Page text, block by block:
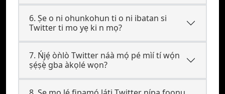
6. Ṣe o ni ohunkohun ti o ni ibatan si
Twitter ti mo yẹ ki n mọ?
7. Ńjẹ́ òǹlò Twitter náà mọ́ pé mìí tí wọ́n
ṣẹ́ṣẹ̀ gba àkọlé wọn?